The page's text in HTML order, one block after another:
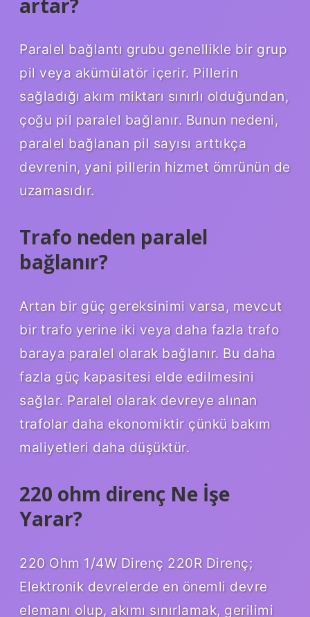
Paralel bağlantı grubu genellikle bir grup
pil veya akümülatör içerir. Pillerin
sağladığı akım miktarı sınırlı olduğundan,
çoğu pil paralel bağlanır. Bunun nedeni,
paralel bağlanan pil sayısı arttıkça
devrenin, yani pillerin hizmet ömrünün de
uzamasıdır.
Trafo neden paralel
bağlanır?
Artan bir güç gereksinimi varsa, mevcut
bir trafo yerine iki veya daha fazla trafo
baraya paralel olarak bağlanır. Bu daha
fazla güç kapasitesi elde edilmesini
sağlar. Paralel olarak devreye alınan
trafolar daha ekonomiktir çünkü bakım
maliyetleri daha düşüktür.
220 ohm direnç Ne İşe
Yarar?
220 Ohm 1/4W Direnç 220R Direnç;
Elektronik devrelerde en önemli devre
elemanı olup, akımı sınırlamak, gerilimi